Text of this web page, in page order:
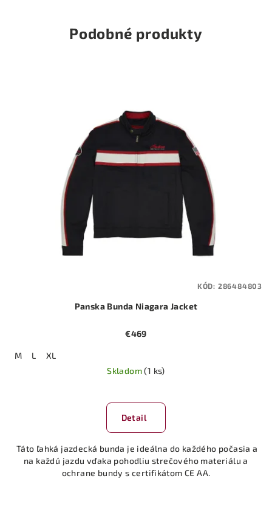
Podobné produkty
Panska Bunda Niagara Jacket
€469
M L
XL
Skladom(1 ks)
Detail
Táto ľahká jazdecká bunda je ideálna do každého počasia a
na každú jazdu vďaka pohodliu strečového materiálu a
ochrane bundy s certifikátom CE AA.
KÓD: 286484803